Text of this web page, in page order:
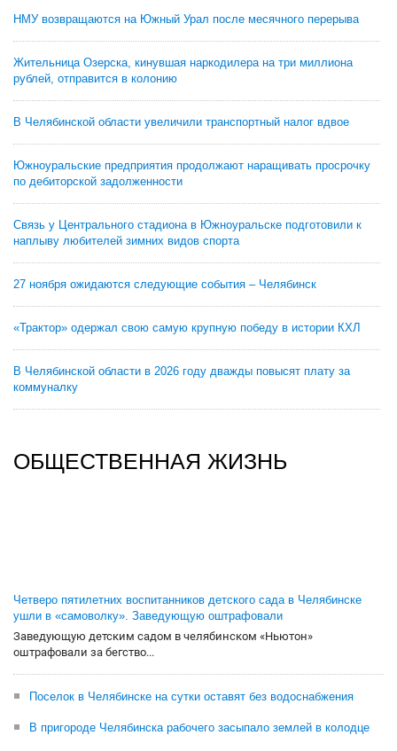
НМУ возвращаются на Южный Урал после месячного перерыва
Жительница Озерска, кинувшая наркодилера на три миллиона
рублей, отправится в колонию
В Челябинской области увеличили транспортный налог вдвое
Южноуральские предприятия продолжают наращивать просрочку
по дебиторской задолженности
Связь у Центрального стадиона в Южноуральске подготовили к
наплыву любителей зимних видов спорта
27 ноября ожидаются следующие события – Челябинск
«Трактор» одержал свою самую крупную победу в истории КХЛ
В Челябинской области в 2026 году дважды повысят плату за
коммуналку
ОБЩЕСТВЕННАЯ ЖИЗНЬ
Четверо пятилетних воспитанников детского сада в Челябинске
ушли в «самоволку». Заведующую оштрафовали
Заведующую детским садом в челябинском «Ньютон»
оштрафовали за бегство...
Поселок в Челябинске на сутки оставят без водоснабжения
В пригороде Челябинска рабочего засыпало землей в колодце